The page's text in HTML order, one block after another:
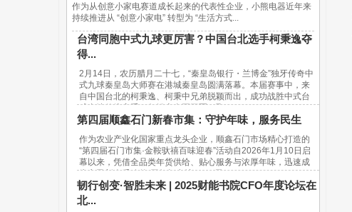
作为从创意小家电赛道成长起来的代表性企业，小熊电器近年来
持续推进从 “创意小家电” 转型为 “生活方式...
台湾同胞中式九球更厉害？中国台北选手柯秉逸夺
得...
2月14日，农历腊月二十七，“秦皇岛银行・兰博金”独牙传奇中
式九球秦皇岛大师赛在港城秦皇岛圆满落幕。本届赛事中，来
自中国台北的柯秉逸、柯秉中兄弟脱颖而出，成功战胜中式台
球内地传统高手，包揽赛事冠亚军，取...
第四届顺鑫石门新春市集：守护年味，服务民生
作为农业产业化国家重点龙头企业，顺鑫石门市场精心打造的
“第四届石门市集·金鞍驮禧百味迎春”活动自2026年1月10日启
幕以来，凭借全品类年货供给、贴心服务与浓厚年味，迅速成
为市民新春采购的“网红打卡地”。37天...
韧行创变·智胜未来 | 2025财能书院CFO年度论坛在
北...